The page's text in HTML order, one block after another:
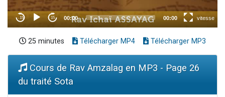
25 minutes Télécharger MP4 Télécharger MP3
Cours de Rav Amzalag en MP3 - Page 26
du traité Sota